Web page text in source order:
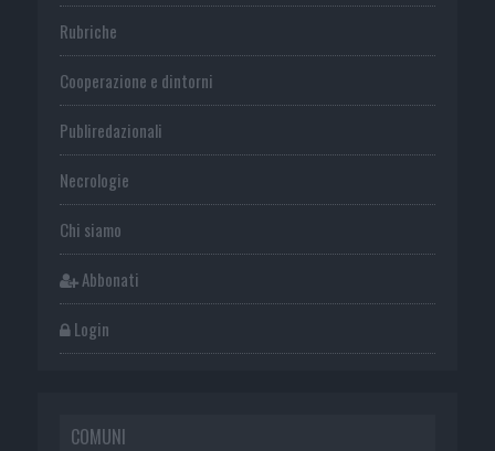
Rubriche
Cooperazione e dintorni
Publiredazionali
Necrologie
Chi siamo
Abbonati
Login
COMUNI